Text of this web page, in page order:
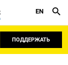
EN
ПОДДЕРЖАТЬ